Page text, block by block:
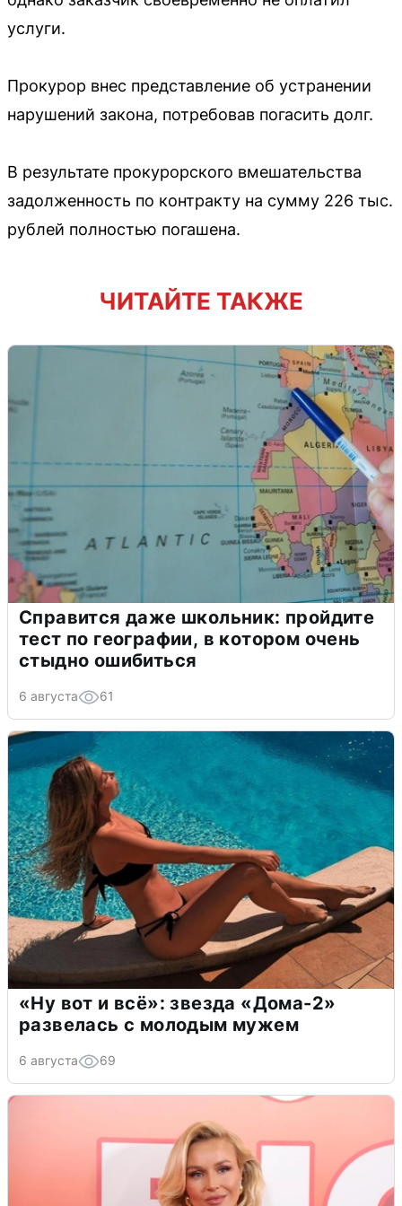
услуги.
Прокурор внес представление об устранении
нарушений закона, потребовав погасить долг.
В результате прокурорского вмешательства
задолженность по контракту на сумму 226 тыс.
рублей полностью погашена.
ЧИТАЙТЕ ТАКЖЕ
Справится даже школьник: пройдите
тест по географии, в котором очень
стыдно ошибиться
6 августа 61
«Ну вот и всё»: звезда «Дома-2»
развелась с молодым мужем
6 августа 69